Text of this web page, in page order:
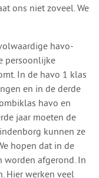
ons niet zoveel. We
havo-
persoonlijke
In de havo 1 klas
en in de derde
havo en
jaar moeten de
kunnen ze
hopen dat in de
afgerond. In
Hier werken veel